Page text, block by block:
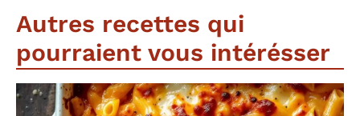
Autres recettes qui
pourraient vous intérésser